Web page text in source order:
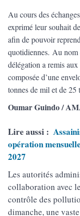
Au cours des
exprimé leur souhait
afin de pouvoir
quotidiennes. Au nom
délégation a remis
composée d’une
tonnes de mil et de 25
Oumar Guindo /
Lire aussi :
opération
2027
Les autorités
collaboration avec
contrôle des
dimanche, une